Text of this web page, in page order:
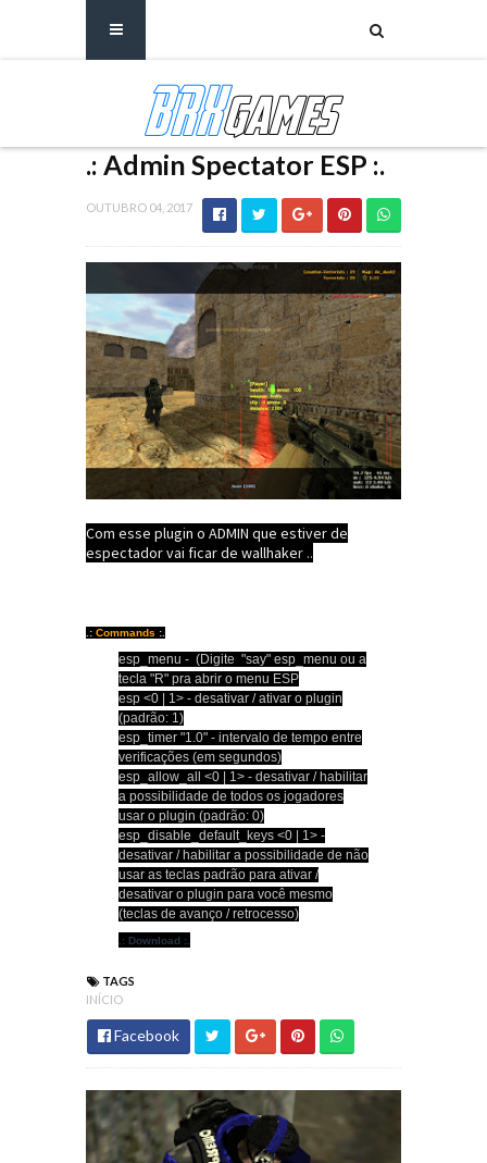
.: Admin Spectator ESP :.
OUTUBRO 04, 2017
Com esse plugin o ADMIN que estiver de
espectador vai ficar de wallhaker ..
.: Commands :.
esp_menu - (Digite "say" esp_menu ou a
tecla "R" pra abrir o menu ESP
esp <0 | 1> - desativar / ativar o plugin
(padrão: 1)
esp_timer "1.0" - intervalo de tempo entre
verificações (em segundos)
esp_allow_all <0 | 1> - desativar / habilitar
a possibilidade de todos os jogadores
usar o plugin (padrão: 0)
esp_disable_default_keys <0 | 1> -
desativar / habilitar a possibilidade de não
usar as teclas padrão para ativar /
desativar o plugin para você mesmo
(teclas de avanço / retrocesso)
.: Download :.
TAGS
INÍCIO
Facebook